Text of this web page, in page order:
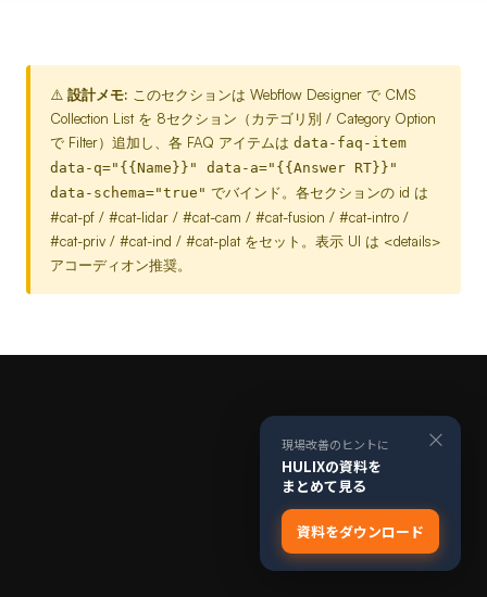
⚠️ 設計メモ: このセクションは Webflow Designer で CMS
Collection List を 8セクション（カテゴリ別 / Category Option
で Filter）追加し、各 FAQ アイテムは data-faq-item
data-q="{{Name}}" data-a="{{Answer RT}}"
data-schema="true" でバインド。各セクションの id は
#cat-pf / #cat-lidar / #cat-cam / #cat-fusion / #cat-intro /
#cat-priv / #cat-ind / #cat-plat をセット。表示 UI は <details>
アコーディオン推奨。
×
現場改善のヒントに
HULIXの資料を
まとめて見る
資料をダウンロード